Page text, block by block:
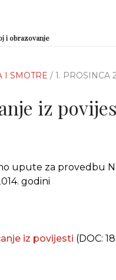
i obrazovanje
I SMOTRE / 1. PROSINCA
iz
upute za provedbu
godini
iz povijesti (DOC: